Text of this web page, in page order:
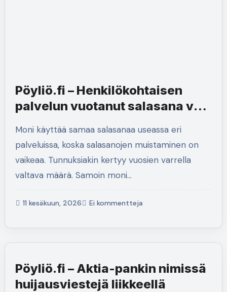
Pöyliö.fi – Henkilökohtaisen
palvelun vuotanut salasana voi
Moni käyttää samaa salasanaa useassa eri
palveluissa, koska salasanojen muistaminen on
vaikeaa. Tunnuksiakin kertyy vuosien varrella
valtava määrä. Samoin moni…
11 kesäkuun, 2026 Ei kommentteja
Pöyliö.fi – Aktia-pankin nimissä
huijausviestejä liikkeellä